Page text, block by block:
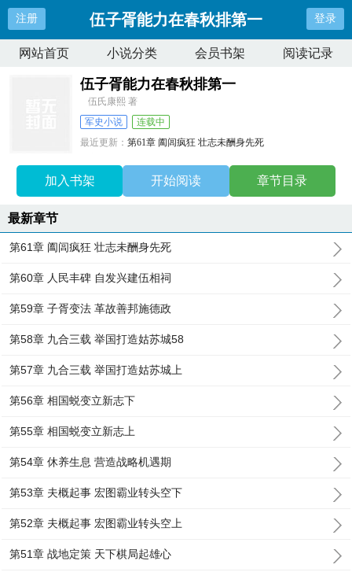
注册 伍子胥能力在春秋排第一 登录
网站首页 小说分类 会员书架 阅读记录
伍子胥能力在春秋排第一
伍氏康熙 著
军史小说
连载中
最近更新：第61章 阖闾疯狂 壮志未酬身先死
加入书架 开始阅读 章节目录
最新章节
第61章 阖闾疯狂 壮志未酬身先死
第60章 人民丰碑 自发兴建伍相祠
第59章 子胥变法 革故善邦施德政
第58章 九合三载 举国打造姑苏城58
第57章 九合三载 举国打造姑苏城上
第56章 相国蜕变立新志下
第55章 相国蜕变立新志上
第54章 休养生息 营造战略机遇期
第53章 夫概起事 宏图霸业转头空下
第52章 夫概起事 宏图霸业转头空上
第51章 战地定策 天下棋局起雄心